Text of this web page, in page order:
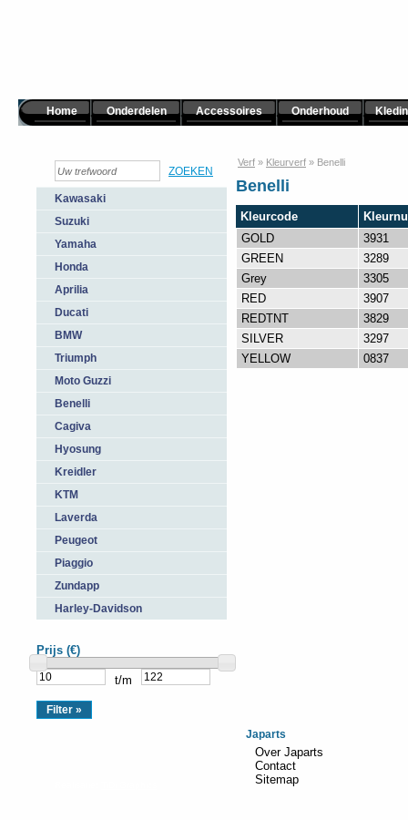
Home Onderdelen Accessoires Onderhoud
Kawasaki
Suzuki
Yamaha
Honda
Aprilia
Ducati
BMW
Triumph
Moto Guzzi
Benelli
Cagiva
Hyosung
Kreidler
KTM
Laverda
Peugeot
Piaggio
Zundapp
Harley-Davidson
Prijs (€)
t/m
Verf » Kleurverf » Benelli
Benelli
Kleurcode
GOLD
3931
GREEN
3289
Grey
3305
RED
3907
REDTNT
3829
SILVER
3297
YELLOW
0837
Japarts
Over Japarts
Contact
Sitemap